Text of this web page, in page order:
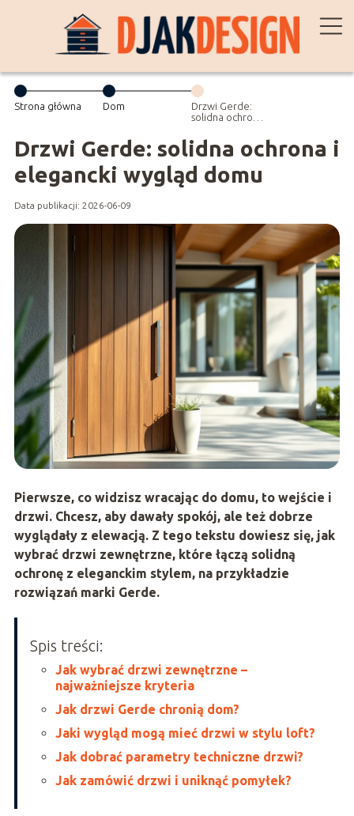
Strona główna Dom
Drzwi Gerde:
solidna ochrona
wygląd domu
Drzwi Gerde: solidna ochrona i
elegancki wygląd domu
Data publikacji: 2026-06-09
Pierwsze, co widzisz wracając do domu, to wejście i
drzwi. Chcesz, aby dawały spokój, ale też dobrze
wyglądały z elewacją. Z tego tekstu dowiesz się, jak
wybrać drzwi zewnętrzne, które łączą solidną
ochronę z eleganckim stylem, na przykładzie
rozwiązań marki Gerde.
Spis treści:
Jak wybrać drzwi zewnętrzne –
najważniejsze kryteria
Jak drzwi Gerde chronią dom?
Jaki wygląd mogą mieć drzwi w stylu loft?
Jak dobrać parametry techniczne drzwi?
Jak zamówić drzwi i uniknąć pomyłek?